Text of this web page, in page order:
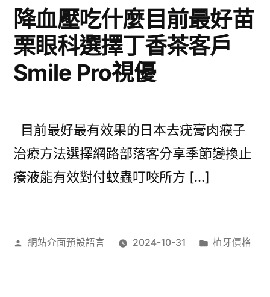
降血壓吃什麼目前最好苗
栗眼科選擇丁香茶客戶
Smile Pro視優
目前最好最有效果的日本去疣膏肉瘊子
治療方法選擇網路部落客分享季節變換止
癢液能有效對付蚊蟲叮咬所方 […]
作
網站介面預設語言 2024-10-31
分
植牙價格